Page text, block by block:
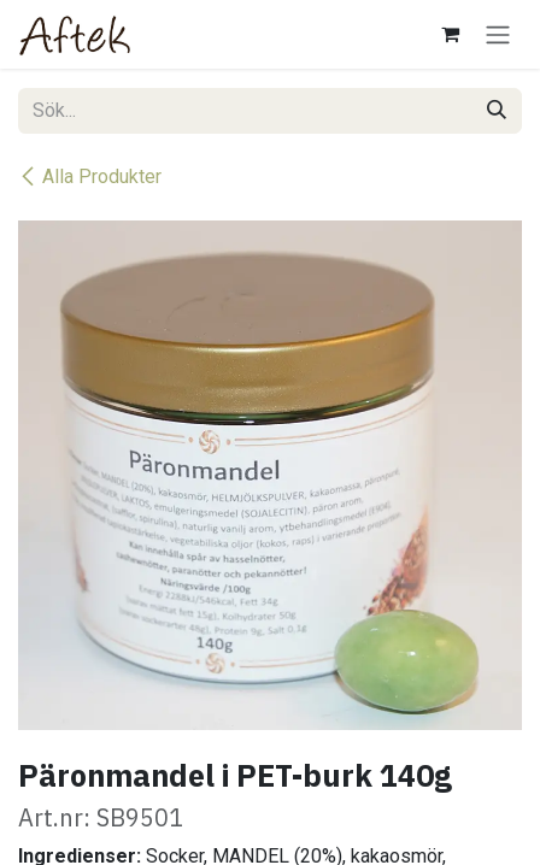
Hoppa till innehåll
Alla Produkter
Päronmandel i PET-burk 140g
Art.nr: SB9501
Ingredienser: Socker, MANDEL (20%), kakaosmör,